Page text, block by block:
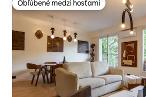
Obľúbené medzi hosťami
Obľúbené medzi hosťami